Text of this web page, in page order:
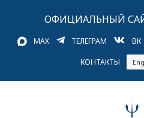
ОФИЦИАЛЬНЫЙ
MAX ТЕЛЕГРАМ ВК
КОНТАКТЫ